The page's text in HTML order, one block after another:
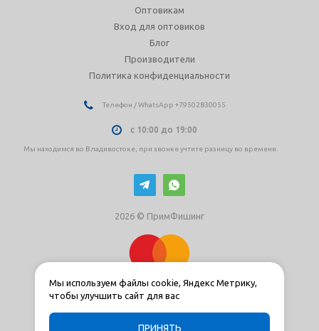
Оптовикам
Вход для оптовиков
Блог
Производители
Политика конфиденциальности
Телефон / WhatsApp +79502830055
с 10:00 до 19:00
Мы находимся во Владивостоке, при звонке учтите разницу во времени.
2026 © ПримФишинг
Мы используем файлы cookie, Яндекс Метрику,
чтобы улучшить сайт для вас
ПРИНЯТЬ